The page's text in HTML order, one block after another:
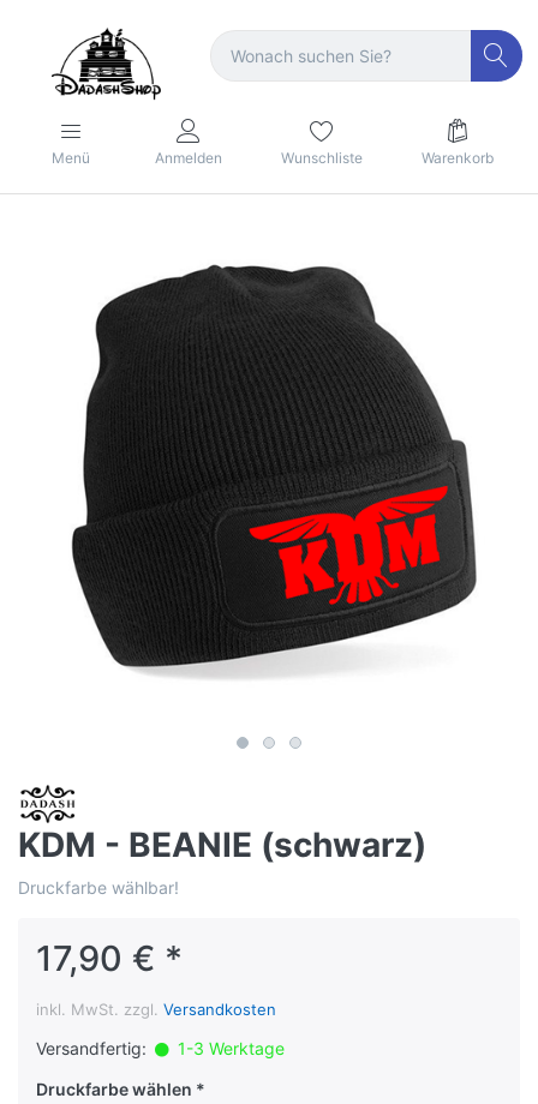
Menü Anmelden Wunschliste Warenkorb
KDM - BEANIE (schwarz)
Druckfarbe wählbar!
17,90 € *
inkl. MwSt. zzgl. Versandkosten
Versandfertig:
1-3 Werktage
Druckfarbe wählen